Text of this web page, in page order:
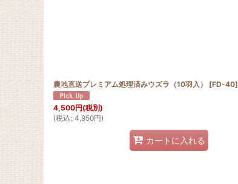
農地直送プレミアム処理済みウズラ（10羽入） [FD-40]
4,500円(税別)
(税込 : 4,950円)
カートに入れる